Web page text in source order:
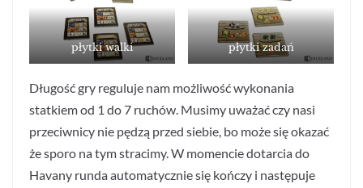
płytki walki płytki zadań
Długość gry reguluje nam możliwość wykonania
statkiem od 1 do 7 ruchów. Musimy uważać czy nasi
przeciwnicy nie pędzą przed siebie, bo może się okazać
że sporo na tym stracimy. W momencie dotarcia do
Havany runda automatycznie się kończy i następuje